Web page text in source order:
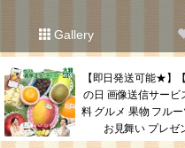
Gallery
【即日発送可能★】
の日 画像送信サー
料 グルメ 果物 フル
お見舞い プレゼ